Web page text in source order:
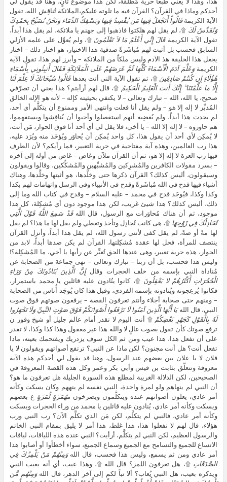
أحدكم وماذا في القرآن؟ القرآن فيه ما تلوته عليكم،الملائكة تُناقِش الله، تقول
الآية الكريمةقَالُواْ أَتَجْعَلُ فِيهَا مَن يُفْسِدُ فِيهَا وَيَسْفِكُ الدِّمَاء وَنَحْنُ نُسَبِّحُ بِحَمْدِكَ
وَنُقَدِّسُ لَكَ ۩، لم يقل لهم هلكتوا فاذهبوا إلى جهنم يا ملائكة، لم يقل هذا أبداً،
تقول الآية الكريمةقَالَ إِنِّي أَعْلَمُ مَا لاَ تَعْلَمُونَ ۩، ولم يُعوِّل على علمه الأزلي
السابق فحسب بل أثبت لهم مُباشَرةً صدقية هذا الاختيار، هو اختار ذلك – اختار
يجعل هذا الخليفة هذ الآدم وليس ملكاً من الملائكة – وأبرز لهم هذا، تقول الآية
الكريمةوَعَلَّمَ آدَمَ الْأَسْمَاءَ كُلَّهَا ثُمَّ عَرَضَهُمْ عَلَى الْمَلَائِكَةِ فَقَالَ أَنبِئُونِي بِأَسْمَاءِ
هَٰؤُلَاءِ إِن كُنتُمْ صَادِقِينَ۩، ثم تقول الآية التي أتت بعدهاقَالُوا سُبْحَانَكَ لَا عِلْمَ لَنَا
إِلَّا مَا عَلَّمْتَنَا ۖ إِنَّكَ أَنتَ الْعَلِيمُ الْحَكِيمُ ۩، قال لهم أرأيتم؟ هذا يعني أن تصرّفي
صحيح، يا الله، الله – تبارك وتعالى – لا يكتفي بحيثيته كإله – لأنه هو الإله الخالق
المُدبِّر لا إله إلا هو – ولم يقل أنا فعلت وانتهى الأمر وممنوع أن يتكلَّم أي أحد،
لم يحدث هذا أبداً، ولم يُغضِبه أنهم استفصلوا وأحبوا أن يُناقِشوا ويستفهموا،
هم حاوروه – لا إله إلا الله – يا أخي، فلا يقل لي أي أحد أنا فوق الحوار، مَن أنت،
لا يُمكِن لأي أحد أن يقول هذا، كل واحد يُمكِن أن يُحاوَر ويُؤخَذ منه ويُرَد عليه،
هذا رب العالمين، وهذه آية مفتاحية في حرية التعبير، فما رأيكم؟ لأن الطرف
فيها رب العزة لا إله إلا هو، ثم أن القرآن ملآن وغاص – غاص من أوله إلى آخره
– بسرد مقولات الكافرين والمُشرِكين والمُشبِّهين والمُشكِّكين، وقالوا ويقولون
وسيقولون، أليس كذلك؟ القرآن ذكرها حتى وخلَّدها، هو أثبتها وخلَّدها، وهناك
أشياء فيها قدح في الله مُباشَرةً وقدح في الأنبياء وفي الرسل واتهامات لهم بكذا
وكذا وكذا، فيُوجَد قدح في محمد – عليه السلام – وقدح في كتاب الله وما إلى
ذلك، أليس كذلك؟ هذا شيئ غريب، لكن هذا موجود دون أي مُشكِلة، كل هذا
موجود، ثم أن هناك مُحاوَرات مع الرسول، قال اللهقَدْ سَمِعَ اللَّهُ قَوْلَ الَّتِي
تُجَادِلُكَ فِي زَوْجِهَا ۩، هى كانت تُجادِل وتأخذ وتعطي ولم يقل لها ما هذا؟ لم يقل
لها مهْ أو صهْ، لم يقل كفى لأنني رسول الله، لم يقل هذا أبداً، وأنزل القرآن
ينتصف للمرأة، فحل لها عقدة مُشكِلتها، القرآن لم يكن ضدها أبداً، لابد من
الحوار، هذه حرية تعبير، وهى عندها الحق تُعبِّر عن رأيها يا أخي، ما المُشكِلة؟!
وليس هذا فحسب، بل أن ربنا – تبارك وتعالى – نهى جماعة من الصحابة عن
مُناداة النبي بإسمه من خلف الحجرات وقالإِنَّ الَّذِينَ يُنَادُونَكَ مِنْ وَرَاءِ
الْحُجُرَاتِ أَكْثَرُهُمْ لا يَعْقِلُونَ ۩، كانوا ينُادون عليه قائلين يا محمد باستمرار،
فكانوا يُزعِجونه ويُنادونه بإسمه الفردي، وقبل هذا كان يُوجَد أُناس من الصحابة
– ومنهم حتى صحابة أجلاء وأنتم تعرفون القصة – يرفعون صوتهم فوق صوت
النبي، قال اللهيَا أَيُّهَا الَّذِينَ آمَنُوا لَا تَرْفَعُوا أَصْوَاتَكُمْ فَوْقَ صَوْتِ النَّبِيِّ وَلَا تَجْهَرُوا
لَهُ بِالْقَوْلِ كَجَهْرِ بَعْضِكُمْ۩ أنت اليوم لا تقدر أمام عالم جليل أو شيخ وقور ن
ترفع صوتك كأن تقول بصوت عالٍ لا والله هذا غير معقول وهذا كذا وكذا، لا تقدر
على أن تفعل هذا، هذا عيب ومن ثم الكل سوف يزدريك ويقتحمك بعينه، ماذا
تفعل أنت؟ هل أنت مجنون؟ لكن ماذا عن النبي؟ ترتفع أصواتهم ويقولون لا يا
فلان لا يا علان بين بعضهم عند الرسول، وهنا قد يقول لي أحدكم هذه الآية
معروفة وتتعلَّق بثابت بن قيس وأبي بكر وعمر وكل هذه القصة المعروفة في
الصحيحين، لكن الدلالة الغريبة لمطلع هذه السورة الجليلة هل تعرفون ما هو؟
أن النبي لم ينهاهم ولو لمرة واحدة، النبي نفسه لم ينههم وكان يسكت وكأنه
أمر عادي، يعلون أصواتهم عنده ويتكلَّمون ويصرخون مهُمَزَةٍ لُمَزَةٍ ع بعضهم
ويسكت وكأنه أمر عادي، يُنادون عليه قائلين يا محمد من وراء الحجرات ويسكت
وكأنه أمر عادي، فالنبي لم يتكلَّم، لكن مَن الذي تكلَّم الآن؟ رب النبي ورب
هؤلاء، قال لهم لا تفعلوا هذا، هذا غلط، هذا أمر لا يليق بمقام النبي الخاتم
والرسول العظيم، لكن النبي لم يتكلَّم، أرأيت؟ النبي عنده هذه اللياقات، لياقات
الاتساع للجميع والتسامح مع الجميع وسماع الجميع، سواء أخطأوا أو أصابوا هذا
أمر عادي ومن ثم يسمع، وليس هذا فحسب، قال اللهوَمِنْهُمْ مَنْ يَلْمِزُكَ فِي
الصَّدَقَاتِ ۩، هل تعرفون اللمز؟ قال الله ۩، وهذا عيب، أي أنه يعيب النبي
ويذكره بعيب، هل النبي يُعاب؟ ألا تباً لكم إلى آخر الدهر، قال اللهوَمِنْهُم مَّن